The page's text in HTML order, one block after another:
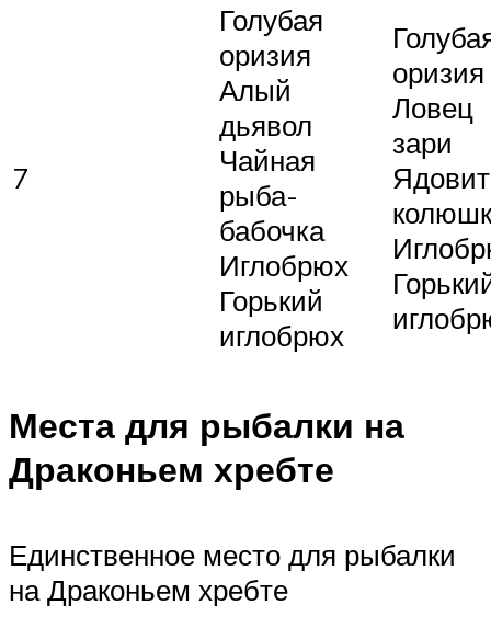
7
Голубая
оризия
Алый
дьявол
Чайная
рыба-
бабочка
Иглобрюх
Горький
иглобрюх
оризия
Ловец
зари
Места для рыбалки на
Драконьем хребте
Единственное место для рыбалки
на Драконьем хребте